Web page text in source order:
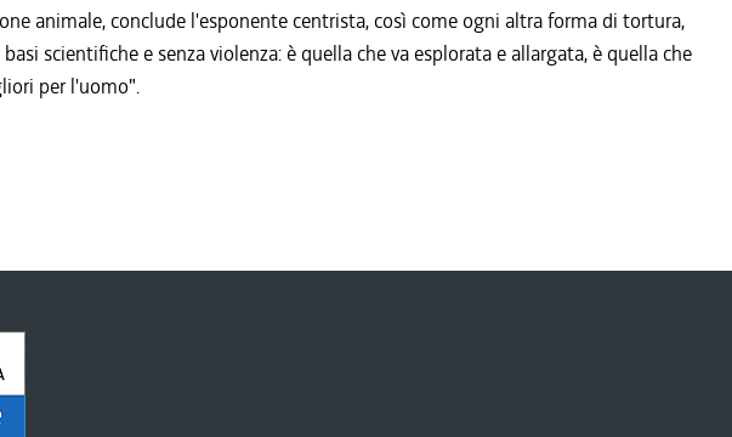
animale, conclude l'esponente centrista, così come ogni altra forma di tortura,
scientifiche e senza violenza: è quella che va esplorata e allargata, è quella che
per l'uomo".